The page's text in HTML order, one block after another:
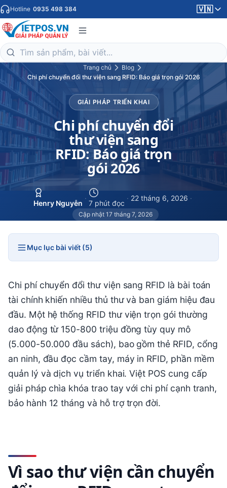
Hotline 0935 498 384 🇻🇳
Trang chủ
Blog
Chi phí chuyển đổi thư viện sang RFID: Báo giá trọn gói 2026
GIẢI PHÁP TRIỂN KHAI
Chi phí chuyển đổi
thư viện sang
RFID: Báo giá trọn
gói 2026
Henry Nguyễn
·
7 phút đọc
· 22 tháng 6, 2026 ·
Cập nhật 17 tháng 7, 2026
Mục lục bài viết (5)
Chi phí chuyển đổi thư viện sang RFID là bài toán
tài chính khiến nhiều thủ thư và ban giám hiệu đau
đầu. Một hệ thống RFID thư viện trọn gói thường
dao động từ 150-800 triệu đồng tùy quy mô
(5.000-50.000 đầu sách), bao gồm thẻ RFID, cổng
an ninh, đầu đọc cầm tay, máy in RFID, phần mềm
quản lý và dịch vụ triển khai. Việt POS cung cấp
giải pháp chìa khóa trao tay với chi phí cạnh tranh,
bảo hành 12 tháng và hỗ trợ trọn đời.
Vì sao thư viện cần chuyển